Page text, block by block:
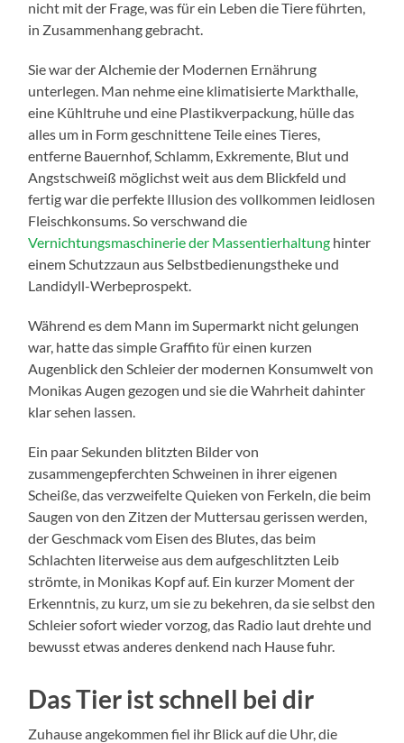
nicht mit der Frage, was für ein Leben die Tiere führten,
in Zusammenhang gebracht.
Sie war der Alchemie der Modernen Ernährung
unterlegen. Man nehme eine klimatisierte Markthalle,
eine Kühltruhe und eine Plastikverpackung, hülle das
alles um in Form geschnittene Teile eines Tieres,
entferne Bauernhof, Schlamm, Exkremente, Blut und
Angstschweiß möglichst weit aus dem Blickfeld und
fertig war die perfekte Illusion des vollkommen leidlosen
Fleischkonsums. So verschwand die
Vernichtungsmaschinerie der Massentierhaltung hinter
einem Schutzzaun aus Selbstbedienungstheke und
Landidyll-Werbeprospekt.
Während es dem Mann im Supermarkt nicht gelungen
war, hatte das simple Graffito für einen kurzen
Augenblick den Schleier der modernen Konsumwelt von
Monikas Augen gezogen und sie die Wahrheit dahinter
klar sehen lassen.
Ein paar Sekunden blitzten Bilder von
zusammengepferchten Schweinen in ihrer eigenen
Scheiße, das verzweifelte Quieken von Ferkeln, die beim
Saugen von den Zitzen der Muttersau gerissen werden,
der Geschmack vom Eisen des Blutes, das beim
Schlachten literweise aus dem aufgeschlitzten Leib
strömte, in Monikas Kopf auf. Ein kurzer Moment der
Erkenntnis, zu kurz, um sie zu bekehren, da sie selbst den
Schleier sofort wieder vorzog, das Radio laut drehte und
bewusst etwas anderes denkend nach Hause fuhr.
Das Tier ist schnell bei dir
Zuhause angekommen fiel ihr Blick auf die Uhr, die